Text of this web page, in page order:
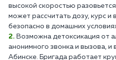
высокой скоростью
может рассчитать дозу, курс
безопасно в домашних
Возможна детоксикация от
анонимного звонка и вызова, и
Абинске. Бригада работает